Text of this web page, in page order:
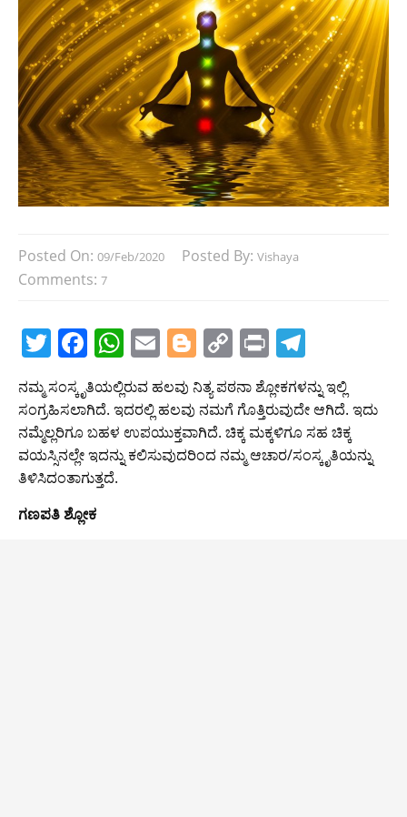
Posted On: 09/Feb/2020 Posted By: Vishaya
Comments: 7
T
w
itt
er
F
a
c
e
b
o
o
W
h
at
s
A
E
m
ai
l
Bl
o
g
g
er
C
o
p
y
Li
Pr
in
t
el
e
gr
a
ನಮ್ಮ ಸಂಸ್ಕೃತಿಯಲ್ಲಿರುವ ಹಲವು ನಿತ್ಯ ಪಠನಾ ಶ್ಲೋಕಗಳನ್ನು ಇಲ್ಲಿ
ಸಂಗ್ರಹಿಸಲಾಗಿದೆ. ಇದರಲ್ಲಿ ಹಲವು ನಮಗೆ ಗೊತ್ತಿರುವುದೇ ಆಗಿದೆ. ಇದು
ನಮ್ಮೆಲ್ಲರಿಗೂ ಬಹಳ ಉಪಯುಕ್ತವಾಗಿದೆ. ಚಿಕ್ಕ ಮಕ್ಕಳಿಗೂ ಸಹ ಚಿಕ್ಕ
ವಯಸ್ಸಿನಲ್ಲೇ ಇದನ್ನು ಕಲಿಸುವುದರಿಂದ ನಮ್ಮ ಆಚಾರ/ಸಂಸ್ಕೃತಿಯನ್ನು
ತಿಳಿಸಿದಂತಾಗುತ್ತದೆ.
ಗಣಪತಿ ಶ್ಲೋಕ